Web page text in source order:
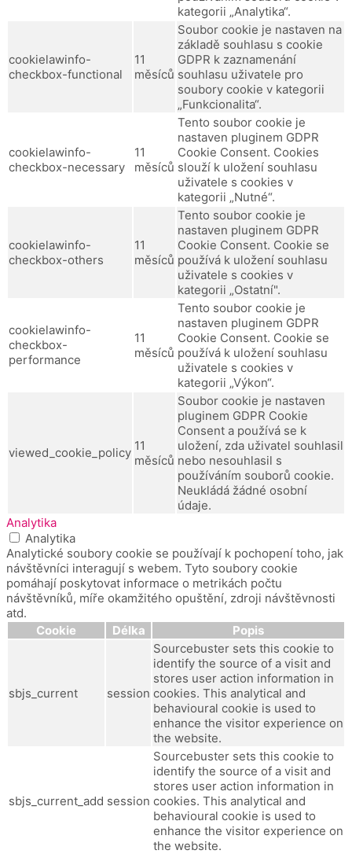
kategorii „Analytika“.
cookielawinfo-
checkbox-functional
11
měsíců
Soubor cookie je nastaven na
základě souhlasu s cookie
GDPR k zaznamenání
souhlasu uživatele pro
soubory cookie v kategorii
„Funkcionalita“.
cookielawinfo-
checkbox-necessary
11
měsíců
Tento soubor cookie je
nastaven pluginem GDPR
Cookie Consent. Cookies
slouží k uložení souhlasu
uživatele s cookies v
kategorii „Nutné“.
cookielawinfo-
checkbox-others
11
měsíců
Tento soubor cookie je
nastaven pluginem GDPR
Cookie Consent. Cookie se
používá k uložení souhlasu
uživatele s cookies v
kategorii „Ostatní".
cookielawinfo-
checkbox-
performance
11
měsíců
Tento soubor cookie je
nastaven pluginem GDPR
Cookie Consent. Cookie se
používá k uložení souhlasu
uživatele s cookies v
kategorii „Výkon“.
viewed_cookie_policy 11
měsíců
Soubor cookie je nastaven
pluginem GDPR Cookie
Consent a používá se k
uložení, zda uživatel souhlasil
nebo nesouhlasil s
používáním souborů cookie.
Neukládá žádné osobní
údaje.
Analytika
Analytika
Analytické soubory cookie se používají k pochopení toho, jak
návštěvníci interagují s webem. Tyto soubory cookie
pomáhají poskytovat informace o metrikách počtu
návštěvníků, míře okamžitého opuštění, zdroji návštěvnosti
atd.
Cookie
Délka Popis
sbjs_current session
Sourcebuster sets this cookie to
identify the source of a visit and
stores user action information in
cookies. This analytical and
behavioural cookie is used to
enhance the visitor experience on
the website.
sbjs_current_add session
Sourcebuster sets this cookie to
identify the source of a visit and
stores user action information in
cookies. This analytical and
behavioural cookie is used to
enhance the visitor experience on
the website.